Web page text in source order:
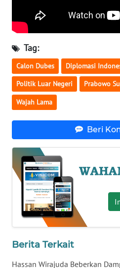
Tag:
Calon Dubes Diplomasi
Politik Luar Negeri Prabowo
Wajah Lama
Beri
Berita Terkait
Hassan Wirajuda Beberkan
WN
RIAU
WN
SERAMBI
WN
JAMBI
SULTRA
WN
NTB
WN
SULTENG
WN